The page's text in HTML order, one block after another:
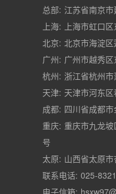
总部: 江苏省南京
上海: 上海市虹口
北京: 北京市海淀
广州: 广州市越秀
杭州: 浙江省杭州
天津: 天津市河东
成都: 四川省成都
重庆: 重庆市九龙
号
太原: 山西省太原
联系电话: 025-
电子信箱: